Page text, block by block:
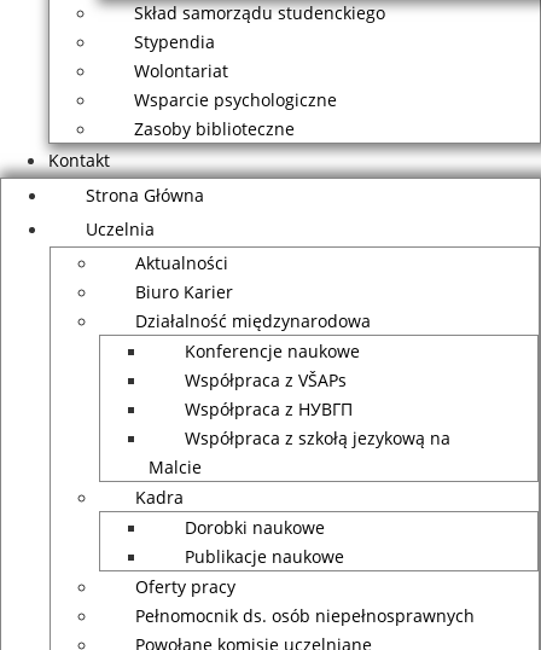
Skład samorządu studenckiego
Stypendia
Wolontariat
Wsparcie psychologiczne
Zasoby biblioteczne
Kontakt
Strona Główna
Uczelnia
Aktualności
Biuro Karier
Działalność międzynarodowa
Konferencje naukowe
Współpraca z VŠAPs
Współpraca z НУВГП
Współpraca z szkołą jezykową na
Malcie
Kadra
Dorobki naukowe
Publikacje naukowe
Oferty pracy
Pełnomocnik ds. osób niepełnosprawnych
Powołane komisje uczelniane